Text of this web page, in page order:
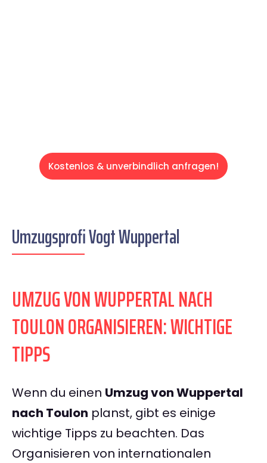
Kostenlos & unverbindlich anfragen!
Umzugsprofi Vogt Wuppertal
UMZUG VON WUPPERTAL NACH
TOULON ORGANISIEREN: WICHTIGE
TIPPS
Wenn du einen Umzug von Wuppertal
nach Toulon planst, gibt es einige
wichtige Tipps zu beachten. Das
Organisieren von internationalen